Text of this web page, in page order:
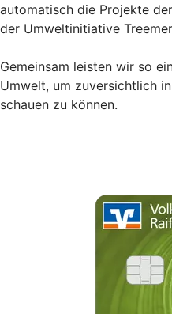
automatisch die Projekte
der Umweltinitiative
Gemeinsam leisten wir so
Umwelt, um zuversichtlich
schauen zu können.